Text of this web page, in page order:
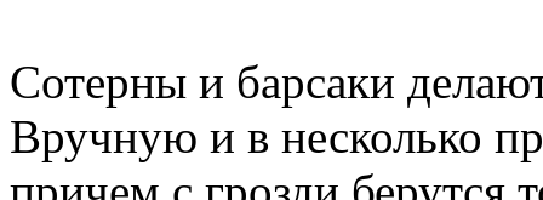
Сотерны и барсаки
Вручную и в несколько